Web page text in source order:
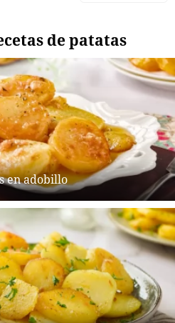
de patatas
en adobillo